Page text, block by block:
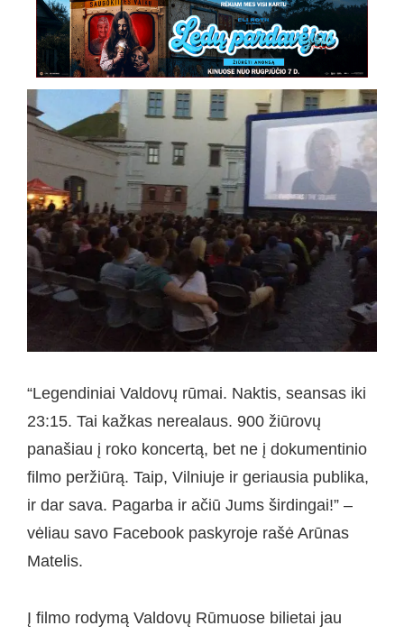
“Legendiniai Valdovų rūmai. Naktis, seansas iki
23:15. Tai kažkas nerealaus. 900 žiūrovų
panašiau į roko koncertą, bet ne į dokumentinio
filmo peržiūrą. Taip, Vilniuje ir geriausia publika,
ir dar sava. Pagarba ir ačiū Jums širdingai!” –
vėliau savo Facebook paskyroje rašė Arūnas
Matelis.
Į filmo rodymą Valdovų Rūmuose bilietai jau